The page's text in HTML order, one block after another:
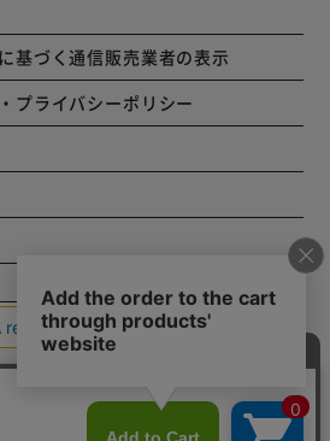
基づく通信販売業者の表示
プライバシーポリシー
ーポレートサイト
IRISPLAZA. ALL Rights Reserved.